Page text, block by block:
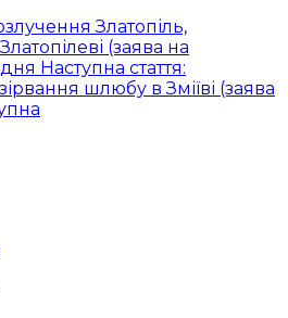
Златопіль,
(заява на
Наступна стаття:
шлюбу в Зміїві (заява